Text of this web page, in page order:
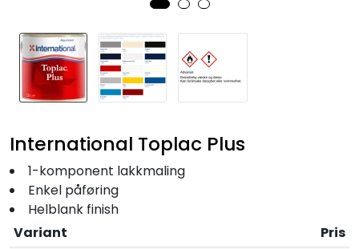
International Toplac Plus
1-komponent lakkmaling
Enkel påføring
Helblank finish
Variant
Pris
Nyheter